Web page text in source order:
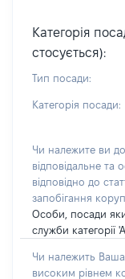
Категорія
стосується):
Тип посади:
Категорія посади:
Чи належите ви
відповідальне та
відповідно до
запобігання
Особи, посади
служби категорії
Чи належить
високим рівнем